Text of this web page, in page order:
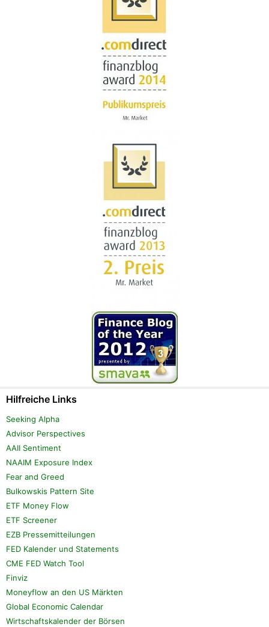
Hilfreiche Links
Seeking Alpha
Advisor Perspectives
AAII Sentiment
NAAIM Exposure Index
Fear and Greed
Bulkowskis Pattern Site
ETF Money Flow
ETF Screener
EZB Pressemitteilungen
FED Kalender und Statements
CME FED Watch Tool
Finviz
Moneyflow an den US Märkten
Global Economic Calendar
Wirtschaftskalender der Börsen